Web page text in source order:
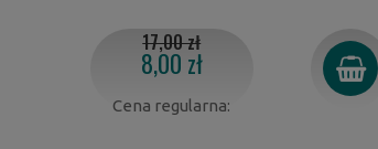
8,00 zł
Cena regularna:
17,00 zł